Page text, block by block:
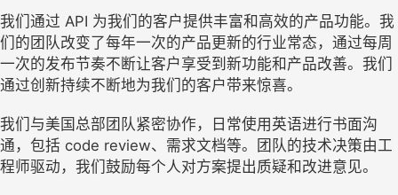
我们通过 API 为我们的客户提供丰富和高效的产品功能。我
们的团队改变了每年一次的产品更新的行业常态，通过每周
一次的发布节奏不断让客户享受到新功能和产品改善。我们
通过创新持续不断地为我们的客户带来惊喜。
我们与美国总部团队紧密协作，日常使用英语进行书面沟
通，包括 code review、需求文档等。团队的技术决策由工
程师驱动，我们鼓励每个人对方案提出质疑和改进意见。